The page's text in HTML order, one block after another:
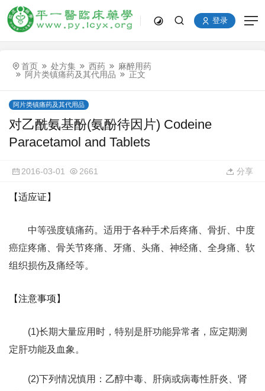
登录
首页 处方集 西药
麻醉用药
阿片类镇痛药及其代用品
正文
阿片类镇痛药及其代用品
对乙酰氨基酚(氨酚待因片) Codeine
Paracetamol and Tablets
2016-03-01 2661 分享
【适应证】
中等强度镇痛药。适用于各种手术后疼痛、骨折、中度
癌症疼痛、骨关节疼痛、牙痛、头痛、神经痛、全身痛、软
组织损伤及痛经等。
【注意事项】
(1)长期大量应用时，特别是肝功能异常者，应定期测
定肝功能及血象。
(2)下列情况慎用：乙醇中毒、肝病或病毒性肝炎、肾